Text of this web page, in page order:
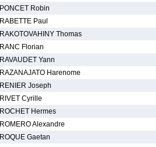
PONCET Robin
RABETTE Paul
RAKOTOVAHINY Thomas
RANC Florian
RAVAUDET Yann
RAZANAJATO Harenome
RENIER Joseph
RIVET Cyrille
ROCHET Hermes
ROMERO Alexandre
ROQUE Gaetan